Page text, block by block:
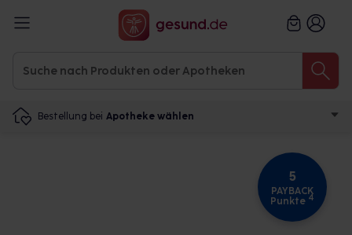
Bestellung bei Apotheke wählen
5
PAYBACK
Punkte 4